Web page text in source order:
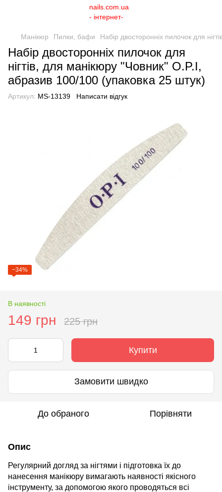
Манікюр Пилки, бафи Набір двосторонніх пилочок для
Набір двосторонніх пилочок для
нігтів, для манікюру "Човник" O.P.I,
абразив 100/100 (упаковка 25 штук)
Артикул: MS-13139 Написати відгук
−34%
В наявності
149 грн 225 грн
Купити
Замовити швидко
До обраного Порівняти
Опис
Регулярний догляд за нігтями і підготовка їх до
нанесення манікюру вимагають наявності якісного
інструменту, за допомогою якого проводяться всі